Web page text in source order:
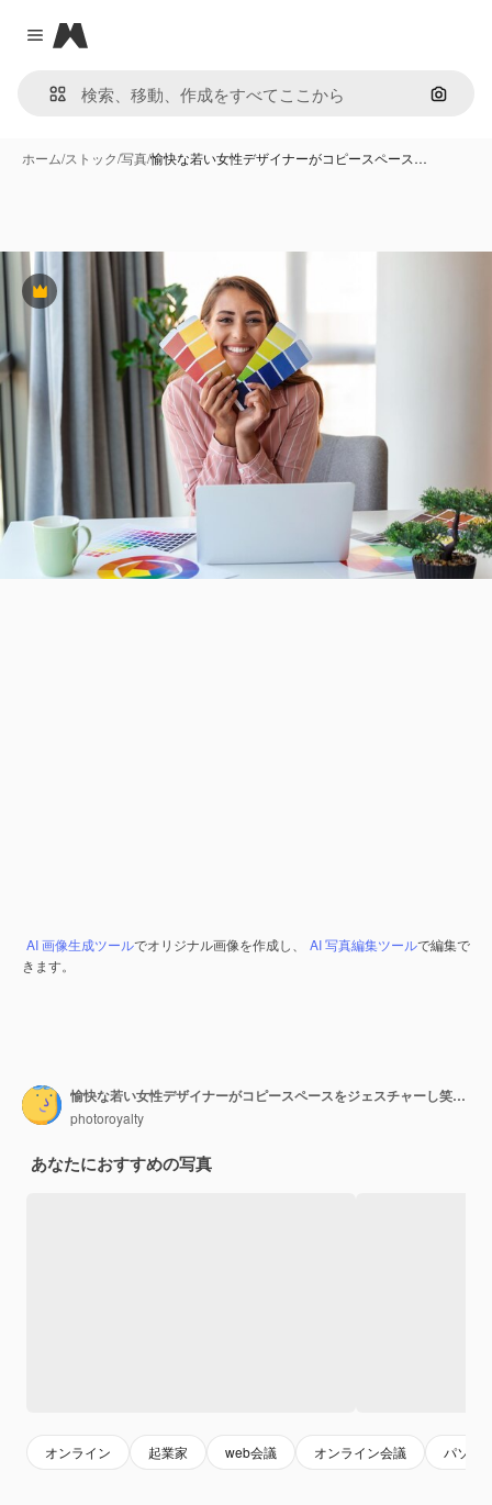
Close menu
Magnific
画像で
ホーム/ストック/写真/愉快な若い女性デザイナーがコピースペース…
Premium
AI 画像生成ツールでオリジナル画像を作成し、 AI 写真編集ツールで編集で
きます。
愉快な若い女性デザイナーがコピースペースをジェスチャーし笑顔でカラーパレットを握るコンピュータの前でデスクに座っているクライアントとビデオ会議をしている
photoroyalty
あなたにおすすめの写真
オンライン 起業家 web会議 オンライン会議 パソコ